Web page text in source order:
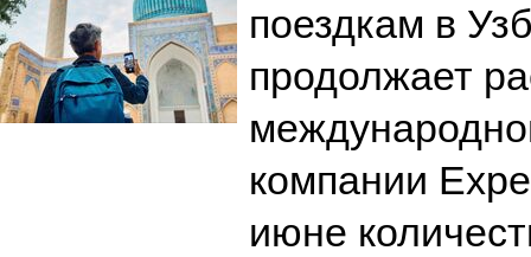
поездкам в
продолжает
компании
июне